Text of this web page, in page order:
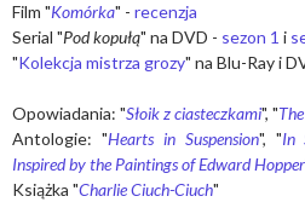
Film "Komórka" - recenzja
Serial "Pod kopułą" na DVD - sezon 1 i
"Kolekcja mistrza grozy" na Blu-Ray i
Opowiadania: "Słoik z ciasteczkami", "
Antologie: "Hearts in Suspension", "In
Inspired by the Paintings of Edward Hopper
Książka "Charlie Ciuch-Ciuch"